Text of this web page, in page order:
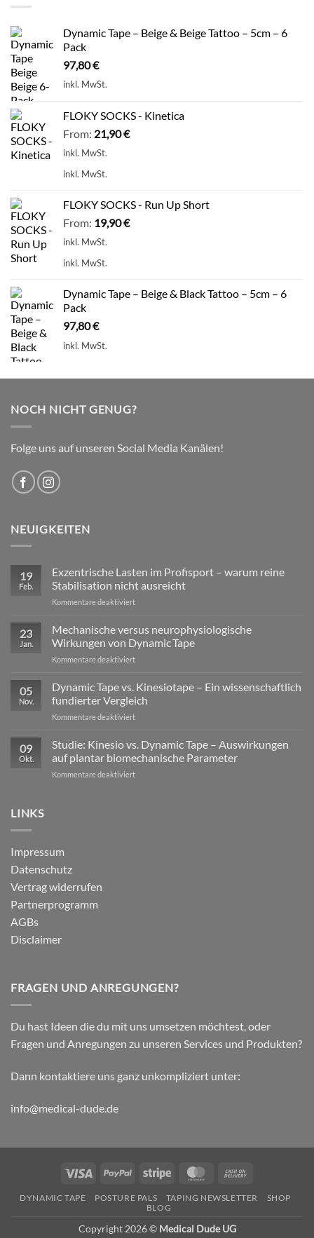
Dynamic Tape – Beige & Beige Tattoo – 5cm – 6
Pack
97,80€
inkl. MwSt.
FLOKY SOCKS - Kinetica
From: 21,90€
inkl. MwSt.
inkl. MwSt.
FLOKY SOCKS - Run Up Short
From: 19,90€
inkl. MwSt.
inkl. MwSt.
Dynamic Tape – Beige & Black Tattoo – 5cm – 6
Pack
97,80€
inkl. MwSt.
NOCH NICHT GENUG?
Folge uns auf unseren Social Media Kanälen!
NEUIGKEITEN
19
Feb.
Exzentrische Lasten im Profisport – warum reine
Stabilisation nicht ausreicht
Kommentare deaktiviertfür
im
Profisport
–
reine
Stabilisation
ausreicht
23
Jan.
Mechanische versus neurophysiologische
Wirkungen von Dynamic Tape
Kommentare deaktiviertfür
versus
neurophysiologische
Wirkungen
von
05
Nov.
Dynamic Tape vs. Kinesiotape – Ein wissenschaftlich
fundierter Vergleich
Kommentare deaktiviertfür
Tape
vs.
Kinesiotape
–
09
Okt.
Studie: Kinesio vs. Dynamic Tape – Auswirkungen
auf plantar biomechanische Parameter
Kommentare deaktiviertfür
LINKS
Impressum
Datenschutz
Vertrag widerrufen
Partnerprogramm
AGBs
Disclaimer
FRAGEN UND ANREGUNGEN?
Du hast Ideen die du mit uns umsetzen möchtest, oder
Fragen und Anregungen zu unseren Services und Produkten?
Dann kontaktiere uns ganz unkompliziert unter:
info@medical-dude.de
Visa PayPal Stripe MasterCard
Delivery
DYNAMIC TAPE POSTURE PALS TAPING NEWSLETTER
SHOP
BLOG
Copyright 2026 © Medical Dude UG